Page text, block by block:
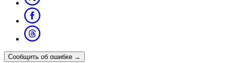
Сообщить об ошибке →